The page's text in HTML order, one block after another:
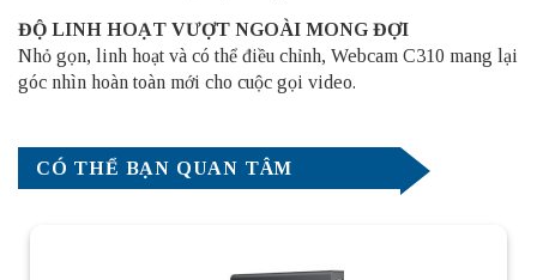
ĐỘ LINH HOẠT VƯỢT NGOÀI MONG ĐỢI
Nhỏ gọn, linh hoạt và có thể điều chỉnh, Webcam C310 mang lại
góc nhìn hoàn toàn mới cho cuộc gọi video.
CÓ THỂ BẠN QUAN TÂM